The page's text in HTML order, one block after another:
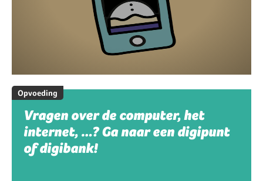
Opvoeding
Vragen over de computer, het
internet, …? Ga naar een digipunt
of digibank!